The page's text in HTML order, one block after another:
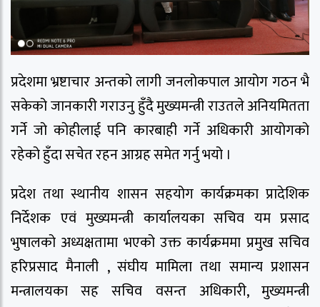
प्रदेशमा भ्रष्टाचार अन्तको लागी जनलोकपाल आयोग गठन भै
सकेको जानकारी गराउनु हुँदै मुख्यमन्त्री राउतले अनियमितता
गर्ने जो कोहीलाई पनि कारबाही गर्ने अधिकारी आयोगको
रहेको हुँदा सचेत रहन आग्रह समेत गर्नु भयो ।
प्रदेश तथा स्थानीय शासन सहयोग कार्यक्रमका प्रादेशिक
निर्देशक एवं मुख्यमन्त्री कार्यालयका सचिव यम प्रसाद
भुषालको अध्यक्षतामा भएको उक्त कार्यक्रममा प्रमुख सचिव
हरिप्रसाद मैनाली , संघीय मामिला तथा समान्य प्रशासन
मन्त्रालयका सह सचिव वसन्त अधिकारी, मुख्यमन्त्री